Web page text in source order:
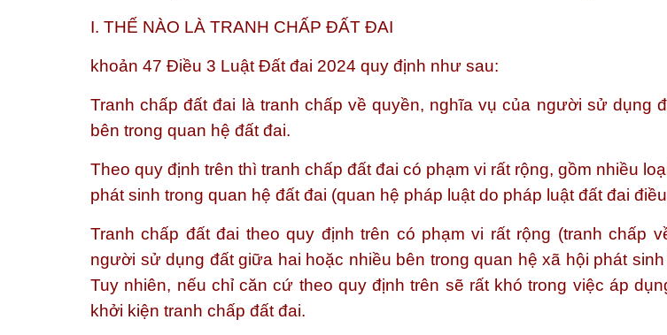
I. THẾ NÀO LÀ TRANH CHẤP ĐẤT ĐAI
khoản 47 Điều 3 Luật Đất đai 2024 quy định như sau:
Tranh chấp đất đai là tranh chấp về quyền, nghĩa vụ của người sử dụng
bên trong quan hệ đất đai.
Theo quy định trên thì tranh chấp đất đai có phạm vi rất rộng, gồm nhiều
phát sinh trong quan hệ đất đai (quan hệ pháp luật do pháp luật đất đai
Tranh chấp đất đai theo quy định trên có phạm vi rất rộng (tranh chấp
người sử dụng đất giữa hai hoặc nhiều bên trong quan hệ xã hội phát
Tuy nhiên, nếu chỉ căn cứ theo quy định trên sẽ rất khó trong việc áp
khởi kiện tranh chấp đất đai.